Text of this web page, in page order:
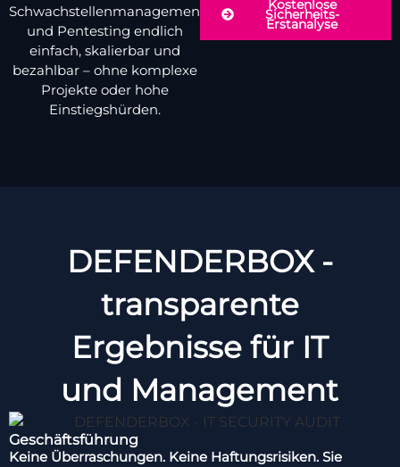
Schwachstellenmanagement
und Pentesting endlich
einfach, skalierbar und
bezahlbar – ohne komplexe
Projekte oder hohe
Einstiegshürden.
Kostenlose
Sicherheits-
Erstanalyse
DEFENDERBOX -
transparente
Ergebnisse für IT
und Management
Geschäftsführung
Keine Überraschungen. Keine Haftungsrisiken. Sie